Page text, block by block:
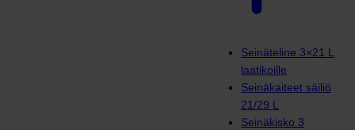
Seinäteline 3×21 L
laatikoille
Seinäkaiteet säiliö
21/29 L
Seinäkisko 3